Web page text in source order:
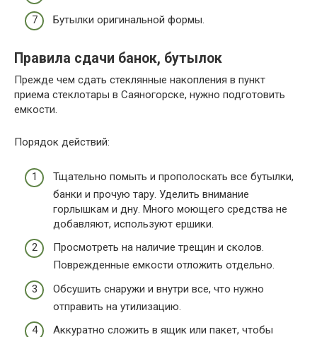
Бутылки оригинальной формы.
Правила сдачи банок, бутылок
Прежде чем сдать стеклянные накопления в пункт
приема стеклотары в Саяногорске, нужно подготовить
емкости.
Порядок действий:
Тщательно помыть и прополоскать все бутылки,
банки и прочую тару. Уделить внимание
горлышкам и дну. Много моющего средства не
добавляют, используют ершики.
Просмотреть на наличие трещин и сколов.
Поврежденные емкости отложить отдельно.
Обсушить снаружи и внутри все, что нужно
отправить на утилизацию.
Аккуратно сложить в ящик или пакет, чтобы